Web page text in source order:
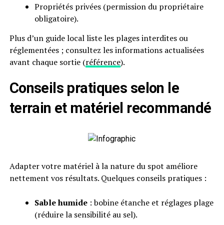
Propriétés privées (permission du propriétaire
obligatoire).
Plus d’un guide local liste les plages interdites ou
réglementées ; consultez les informations actualisées
avant chaque sortie (référence).
Conseils pratiques selon le
terrain et matériel recommandé
Adapter votre matériel à la nature du spot améliore
nettement vos résultats. Quelques conseils pratiques :
Sable humide: bobine étanche et réglages plage
(réduire la sensibilité au sel).